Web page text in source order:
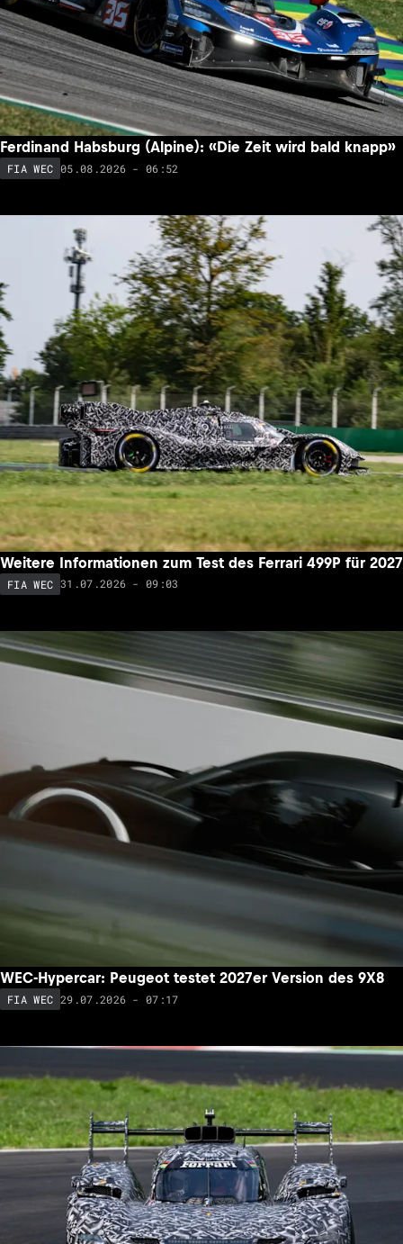
Ferdinand Habsburg (Alpine): «Die Zeit wird bald knapp»
FIA WEC 05.08.2026 - 06:52
Weitere Informationen zum Test des Ferrari 499P für 2027
FIA WEC 31.07.2026 - 09:03
WEC-Hypercar: Peugeot testet 2027er Version des 9X8
FIA WEC 29.07.2026 - 07:17